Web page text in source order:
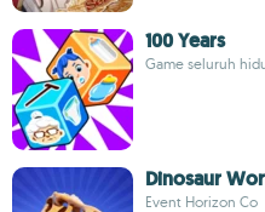
100 Years
Game seluruh
Dinosaur
Event Horizon Co